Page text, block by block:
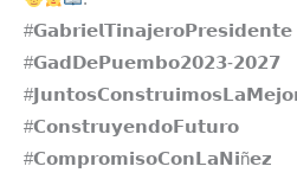
#𝗚𝗮𝗯𝗿𝗶𝗲𝗹𝗧𝗶𝗻𝗮𝗷𝗲𝗿𝗼𝗣𝗿𝗲𝘀𝗶𝗱𝗲𝗻𝘁𝗲⁣⁣⁣⁣⁣
#𝗚𝗮𝗱𝗗𝗲𝗣𝘂𝗲𝗺𝗯𝗼𝟮𝟬𝟮𝟯-𝟮𝟬𝟮𝟳⁣⁣⁣⁣⁣
#𝗖𝗼𝗻𝘀𝘁𝗿𝘂𝘆𝗲𝗻𝗱𝗼𝗙𝘂𝘁𝘂𝗿𝗼
#𝗖𝗼𝗺𝗽𝗿𝗼𝗺𝗶𝘀𝗼𝗖𝗼𝗻𝗟𝗮𝗡𝗶ñ𝗲𝘇